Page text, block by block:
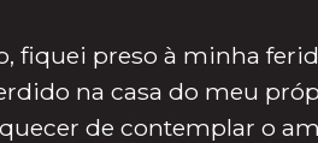
fiquei preso à minha
na casa do meu
de contemplar o